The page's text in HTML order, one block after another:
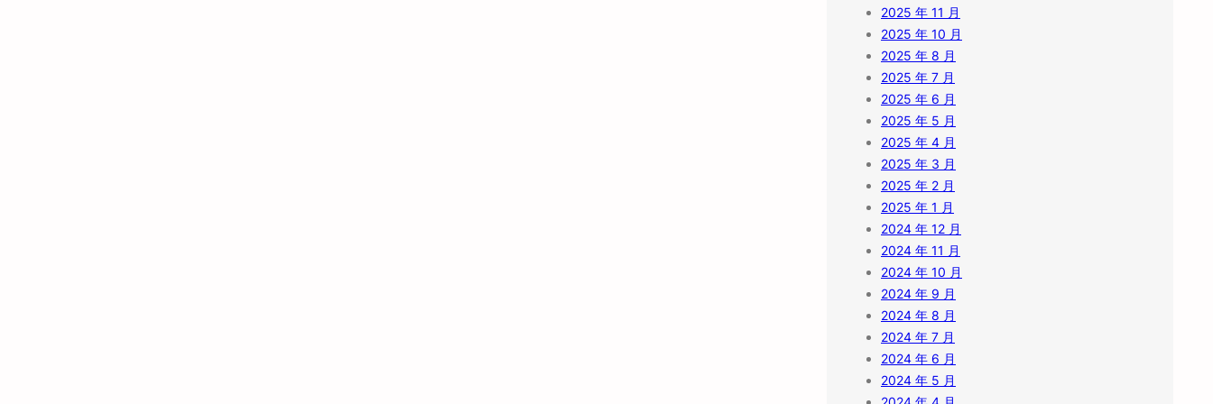
2025 年 11 月
2025 年 10 月
2025 年 8 月
2025 年 7 月
2025 年 6 月
2025 年 5 月
2025 年 4 月
2025 年 3 月
2025 年 2 月
2025 年 1 月
2024 年 12 月
2024 年 11 月
2024 年 10 月
2024 年 9 月
2024 年 8 月
2024 年 7 月
2024 年 6 月
2024 年 5 月